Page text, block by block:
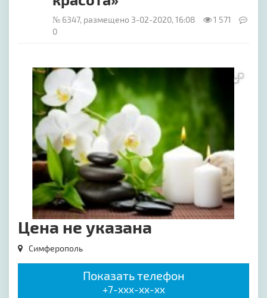
№ 6347, размещено 3-02-2020, 16:08
1 571
0
Цена не указана
Симферополь
Показать телефон
+7-xxx-xx-xx